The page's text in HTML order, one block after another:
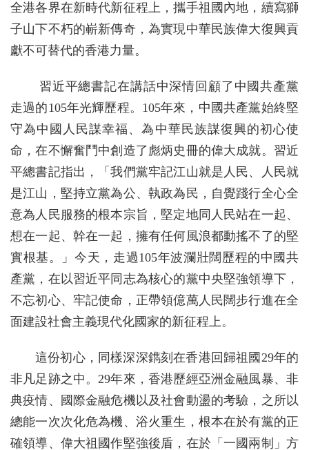
全港各界在新時代新征程上，攜手祖國內地，續寫獅
子山下不朽的嶄新傳奇，為實現中華民族偉大復興貢
獻不可替代的香港力量。
習近平總書記在講話中深情回顧了中國共產黨
走過的105年光輝歷程。105年來，中國共產黨始終堅
守為中國人民謀幸福、為中華民族謀復興的初心使
命，在不懈奮鬥中創造了彪炳史冊的偉大成就。習近
平總書記指出，「我們黨牢記江山就是人民、人民就
是江山，堅持立黨為公、執政為民，自覺踐行全心全
意為人民服務的根本宗旨，堅定地同人民站在一起、
想在一起、幹在一起，擁有任何風浪都動搖不了的堅
實根基。」今天，走過105年波瀾壯闊歷程的中國共
產黨，在以習近平同志為核心的黨中央堅強領導下，
不忘初心、牢記使命，正帶領億萬人民闊步行進在全
面建設社會主義現代化國家的新征程上。
這份初心，同樣深深鐫刻在香港回歸祖國29年的
非凡足跡之中。29年來，香港歷經亞洲金融風暴、非
典疫情、國際金融危機以及社會動盪的考驗，之所以
總能一次次化危為機、浴火重生，根本在於有黨的正
確領導、偉大祖國作堅強後盾，在於「一國兩制」方